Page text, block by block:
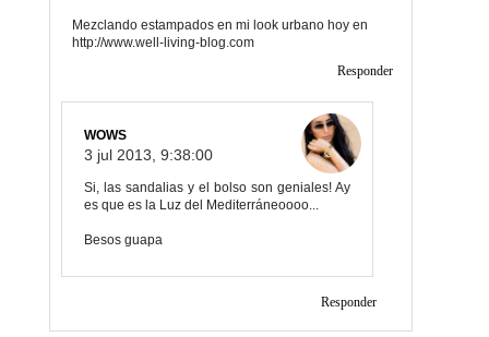
Mezclando estampados en mi look urbano hoy en
http://www.well-living-blog.com
Responder
WOWS
3 jul 2013, 9:38:00
Si, las sandalias y el bolso son geniales! Ay
es que es la Luz del Mediterráneoooo...
Besos guapa
Responder